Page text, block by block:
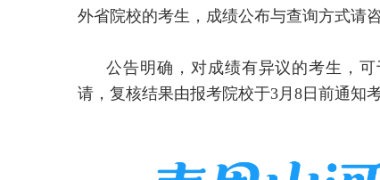
外省院校的考生，成绩公布与查询方式
公告明确，对成绩有异议的考生，
请，复核结果由报考院校于3月8日前通知考